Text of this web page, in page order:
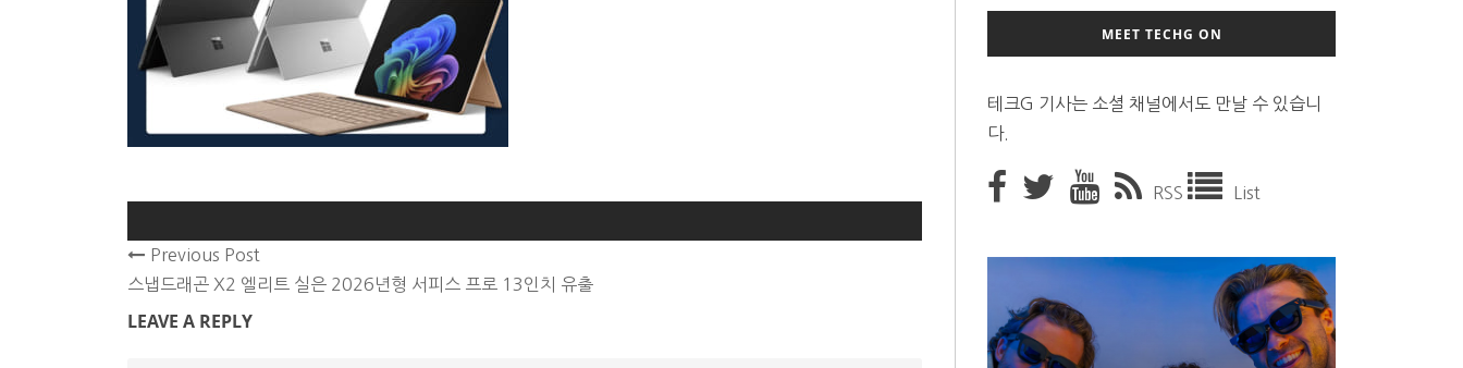
Previous Post
스냅드래곤 X2 엘리트 실은 2026년형 서피스 프로 13인치 유출
LEAVE A REPLY
MEET TECHG ON
테크G 기사는 소셜 채널에서도 만날 수 있습니
다.
RSS List